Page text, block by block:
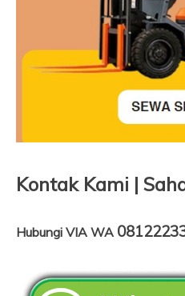
Kontak Kami |
Hubungi VIA WA